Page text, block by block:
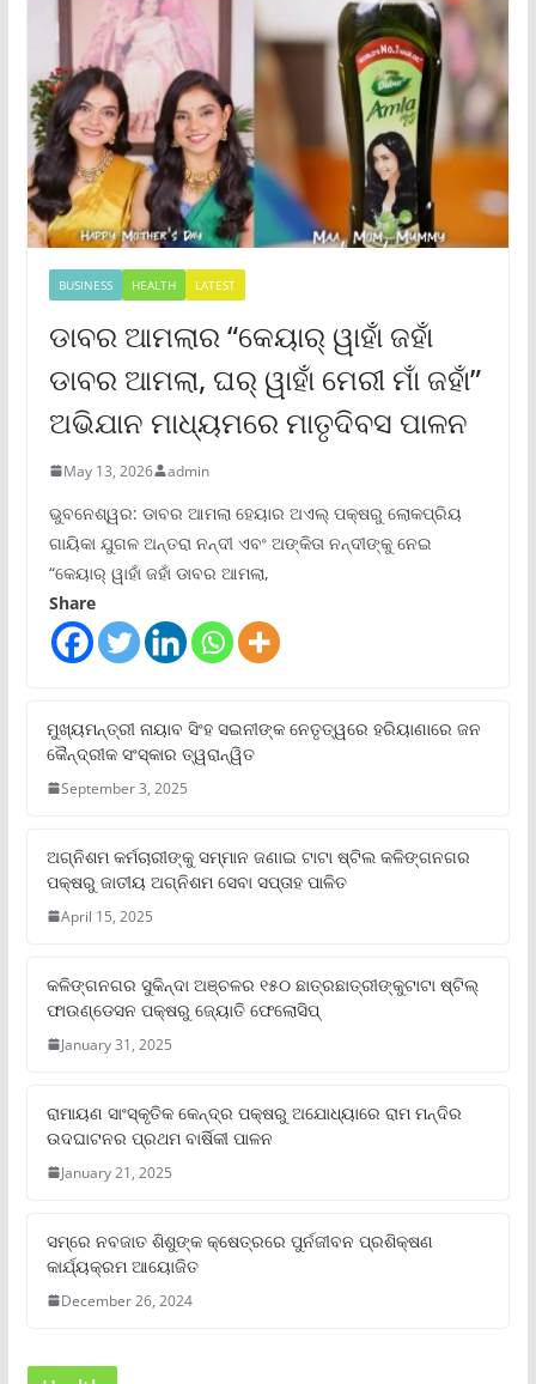
BUSINESS HEALTH LATEST
ଡାବର ଆମଲାର “କେୟାର୍ ୱାହାଁ ଜହାଁ
ଡାବର ଆମଲା, ଘର୍ ୱାହାଁ ମେରୀ ମାଁ ଜହାଁ”
ଅଭିଯାନ ମାଧ୍ୟମରେ ମାତୃଦିବସ ପାଳନ
May 13, 2026 admin
ଭୁବନେଶ୍ୱର: ଡାବର ଆମଲା ହେୟାର ଅଏଲ୍ ପକ୍ଷରୁ ଲୋକପ୍ରିୟ
ଗାୟିକା ଯୁଗଳ ଅନ୍ତରା ନନ୍ଦୀ ଏବଂ ଅଙ୍କିତା ନନ୍ଦୀଙ୍କୁ ନେଇ
“କେୟାର୍ ୱାହାଁ ଜହାଁ ଡାବର ଆମଲା,
Share
ମୁଖ୍ୟମନ୍ତ୍ରୀ ନାୟାବ ସିଂହ ସଇନୀଙ୍କ ନେତୃତ୍ୱରେ ହରିୟାଣାରେ ଜନ
କୈନ୍ଦ୍ରୀକ ସଂସ୍କାର ତ୍ୱରାନ୍ୱିତ
September 3, 2025
ଅଗ୍ନିଶମ କର୍ମଚାରୀଙ୍କୁ ସମ୍ମାନ ଜଣାଇ ଟାଟା ଷ୍ଟିଲ କଳିଙ୍ଗନଗର
ପକ୍ଷରୁ ଜାତୀୟ ଅଗ୍ନିଶମ ସେବା ସପ୍ତାହ ପାଳିତ
April 15, 2025
କଳିଙ୍ଗନଗର ସୁକିନ୍ଦା ଅଞ୍ଚଳର ୧୫୦ ଛାତ୍ରଛାତ୍ରୀଙ୍କୁଟାଟା ଷ୍ଟିଲ୍
ଫାଉଣ୍ଡେସନ ପକ୍ଷରୁ ଜ୍ୟୋତି ଫେଲୋସିପ୍‌
January 31, 2025
ରାମାୟଣ ସାଂସ୍କୃତିକ କେନ୍ଦ୍ର ପକ୍ଷରୁ ଅଯୋଧ୍ୟାରେ ରାମ ମନ୍ଦିର
ଉଦଘାଟନର ପ୍ରଥମ ବାର୍ଷିକୀ ପାଳନ
January 21, 2025
ସମ୍‌ରେ ନବଜାତ ଶିଶୁଙ୍କ କ୍ଷେତ୍ରରେ ପୁର୍ନଜୀବନ ପ୍ରଶିକ୍ଷଣ
କାର୍ଯ୍ୟକ୍ରମ ଆୟୋଜିତ
December 26, 2024